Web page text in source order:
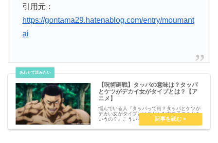
引用元：
https://gontama29.hatenablog.com/entry/moumant
ai
【呪術廻戦】タッパの意味は？タッパ
とケツがデカイ女がタイプとは？【ア
ニメ】
悩んでいる人『タッパって何？タッパとケツが
デカい女がタイプとは？どんな女の子のことを
いうの？』こういった疑問を解決します。【呪
術廻戦】タッパの意味は？タッパとケツがデカ
イ女がタイプとは？【アニメ】タッパの意味タ